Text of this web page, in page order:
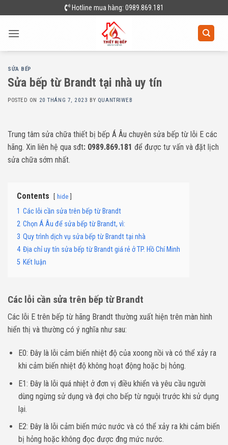
to
content
Hotline mua hàng: 0989.869.181
SỬA BẾP
Sửa bếp từ Brandt tại nhà uy tín
POSTED ON 20 THÁNG 7, 2023 BY QUANTRIWEB
Trung tâm sửa chữa thiết bị bếp Á Âu chuyên sửa bếp từ lỗi E các
hãng. Xin liên hệ qua sđt: 0989.869.181 để được tư vấn và đặt lịch
sửa chữa sớm nhất.
Contents hide
1 Các lỗi cần sửa trên bếp từ Brandt
2 Chọn Á Âu để sửa bếp từ Brandt, vì:
3 Quy trình dịch vụ sửa bếp từ Brandt tại nhà
4 Địa chỉ uy tín sửa bếp từ Brandt giá rẻ ở TP. Hồ Chí Minh
5 Kết luận
Các lỗi cần sửa trên bếp từ Brandt
Các lỗi E trên bếp từ hãng Brandt thường xuất hiện trên màn hình
hiển thị và thường có ý nghĩa như sau:
E0: Đây là lỗi cảm biến nhiệt độ của xoong nồi và có thể xảy ra
khi cảm biến nhiệt độ không hoạt động hoặc bị hỏng.
E1: Đây là lỗi quá nhiệt ở đơn vị điều khiển và yêu cầu người
dùng ngừng sử dụng và đợi cho bếp từ nguội trước khi sử dụng
lại.
E2: Đây là lỗi cảm biến mức nước và có thể xảy ra khi cảm biến
bị hỏng hoặc không đọc được đng mức nước.